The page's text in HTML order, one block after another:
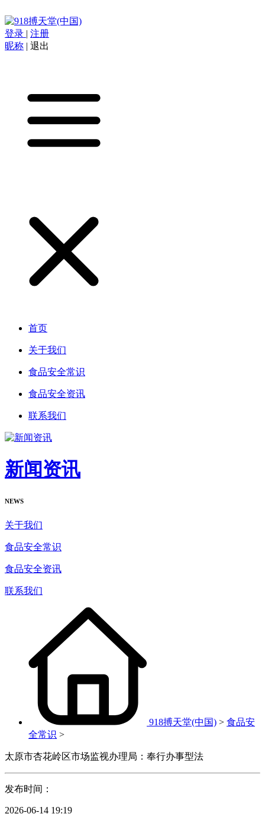
登录 | 注册
昵称 | 退出
首页
关于我们
食品安全常识
食品安全资讯
联系我们
新闻资讯
NEWS
关于我们
食品安全常识
食品安全资讯
联系我们
918搏天堂(中国) > 食品安
全常识 >
太原市杏花岭区市场监视办理局：奉行办事型法
发布时间：
2026-06-14 19:19